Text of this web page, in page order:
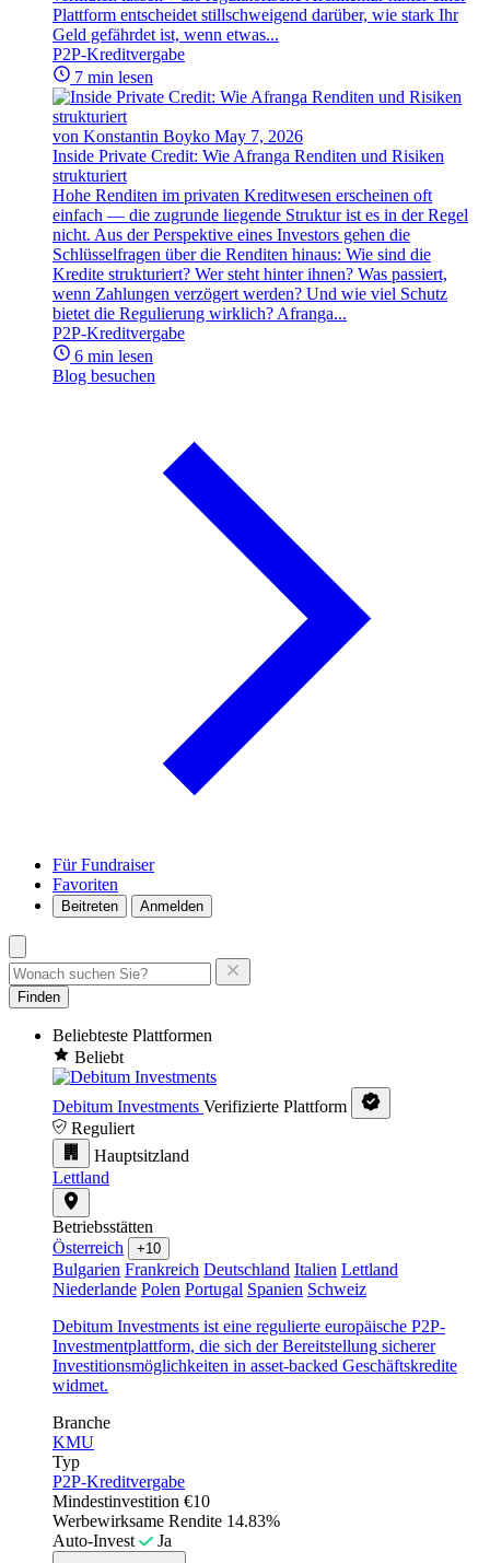
Plattform entscheidet stillschweigend darüber, wie stark Ihr
Geld gefährdet ist, wenn etwas...
P2P-Kreditvergabe
7 min lesen
von Konstantin Boyko May 7, 2026
Inside Private Credit: Wie Afranga Renditen und Risiken
strukturiert
Hohe Renditen im privaten Kreditwesen erscheinen oft
einfach — die zugrunde liegende Struktur ist es in der Regel
nicht. Aus der Perspektive eines Investors gehen die
Schlüsselfragen über die Renditen hinaus: Wie sind die
Kredite strukturiert? Wer steht hinter ihnen? Was passiert,
wenn Zahlungen verzögert werden? Und wie viel Schutz
bietet die Regulierung wirklich? Afranga...
P2P-Kreditvergabe
6 min lesen
Blog besuchen
Für Fundraiser
Favoriten
Beitreten Anmelden
Finden
Beliebteste Plattformen
Beliebt
Debitum Investments Verifizierte Plattform
Reguliert
Hauptsitzland
Lettland
Betriebsstätten
Österreich
+10
Bulgarien Frankreich Deutschland Italien Lettland
Niederlande Polen Portugal Spanien Schweiz
Debitum Investments ist eine regulierte europäische P2P-
Investmentplattform, die sich der Bereitstellung sicherer
Investitionsmöglichkeiten in asset-backed Geschäftskredite
widmet.
Branche
KMU
Typ
P2P-Kreditvergabe
Mindestinvestition €10
Werbewirksame Rendite 14.83%
Auto-Invest
Ja